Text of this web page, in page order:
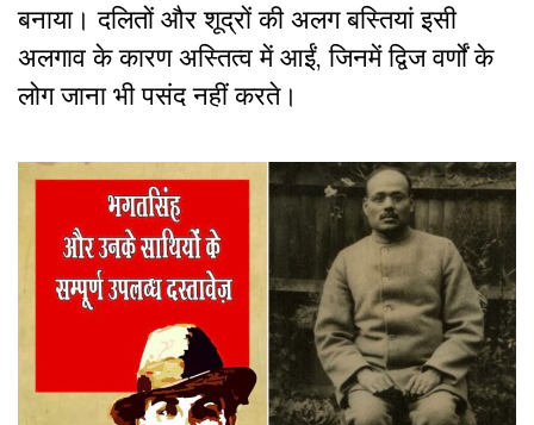
बनाया। दलितों और शूद्रों की अलग बस्तियां इसी
अलगाव के कारण अस्तित्व में आईं, जिनमें द्विज वर्णों के
लोग जाना भी पसंद नहीं करते।